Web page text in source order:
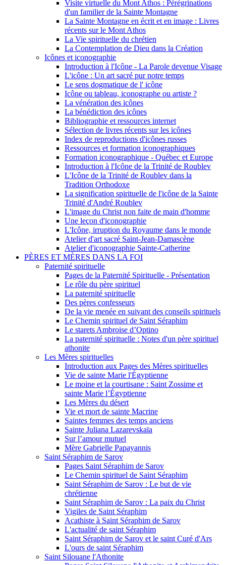
Visite virtuelle du Mont Athos : Pérégrinations
d'un familier de la Sainte Montagne
La Sainte Montagne en écrit et en image : Livres
récents sur le Mont Athos
La Vie spirituelle du chrétien
La Contemplation de Dieu dans la Création
Icônes et iconographie
Introduction à l'Icône - La Parole devenue Visage
L'icône : Un art sacré pur notre temps
Le sens dogmatique de l' icône
Icône ou tableau, iconographe ou artiste ?
La vénération des icônes
La bénédiction des icônes
Bibliographie et ressources internet
Sélection de livres récents sur les icônes
Index de reproductions d'icônes russes
Ressources et formation iconographiques
Formation iconographique - Québec et Europe
Introduction à l'Icône de la Trinité de Roublev
L'Icône de la Trinité de Roublev dans la
Tradition Orthodoxe
La signification spirituelle de l'icône de la Sainte
Trinité d'André Roublev
L'image du Christ non faite de main d'homme
Une leçon d'iconographie
L'Icône, irruption du Royaume dans le monde
Atelier d'art sacré Saint-Jean-Damascène
Atelier d'iconographie Sainte-Catherine
PÈRES ET MÈRES DANS LA FOI
Paternité spirituelle
Pages de la Paternité Spirituelle - Présentation
Le rôle du père spirituel
La paternité spirituelle
Des pères confesseurs
De la vie menée en suivant des conseils spirituels
Le Chemin spirituel de Saint Séraphim
Le starets Ambroise d’Optino
La paternité spirituelle : Notes d'un père spirituel
athonite
Les Mères spirituelles
Introduction aux Pages des Mères spirituelles
Vie de sainte Marie l'Égyptienne
Le moine et la courtisane : Saint Zossime et
sainte Marie l’Égyptienne
Les Mères du désert
Vie et mort de sainte Macrine
Saintes femmes des temps anciens
Sainte Juliana Lazarevskaïa
Sur l’amour mutuel
Mère Gabrielle Papayannis
Saint Séraphim de Sarov
Pages Saint Séraphim de Sarov
Le Chemin spirituel de Saint Séraphim
Saint Séraphim de Sarov : Le but de vie
chrétienne
Saint Séraphim de Sarov : La paix du Christ
Vigiles de Saint Séraphim
Acathiste à Saint Séraphim de Sarov
L'actualité de saint Séraphim
Saint Séraphim de Sarov et le saint Curé d'Ars
L'ours de saint Séraphim
Saint Silouane l'Athonite